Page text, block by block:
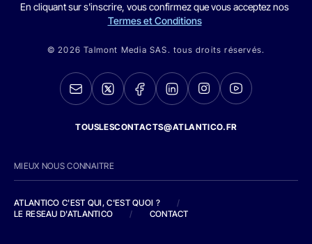
En cliquant sur s'inscrire, vous confirmez que vous acceptez nos
Termes et Conditions
© 2026 Talmont Media SAS. tous droits réservés.
TOUSLESCONTACTS@ATLANTICO.FR
MIEUX NOUS CONNAITRE
ATLANTICO C'EST QUI, C'EST QUOI ?
/
LE RESEAU D'ATLANTICO
/ CONTACT